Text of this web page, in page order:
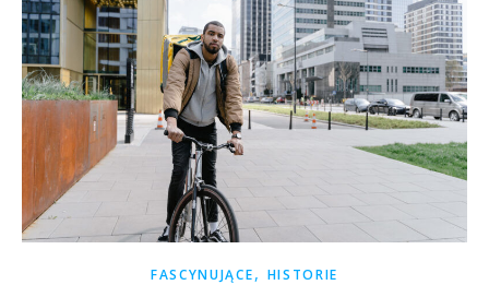
FASCYNUJĄCE, HISTORIE